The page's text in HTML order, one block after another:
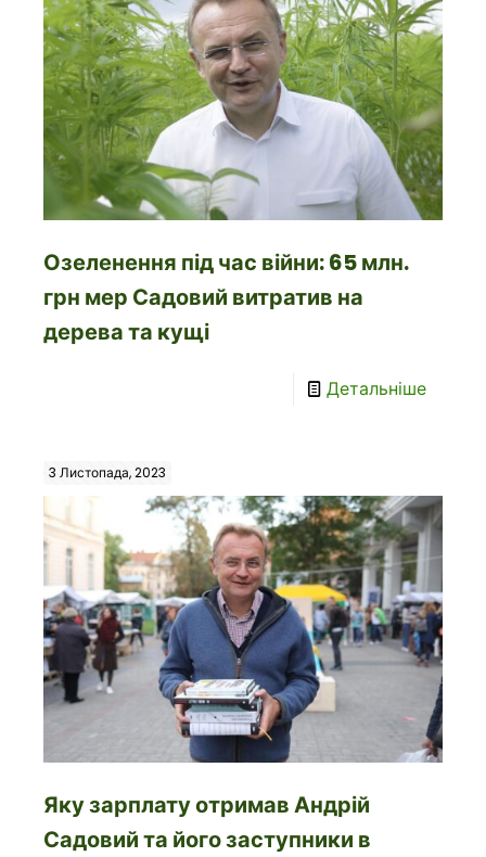
Озеленення під час війни: 65 млн.
грн мер Садовий витратив на
дерева та кущі
Детальніше
3 Листопада, 2023
Яку зарплату отримав Андрій
Садовий та його заступники в